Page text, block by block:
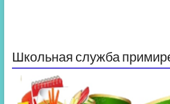
Школьная служба